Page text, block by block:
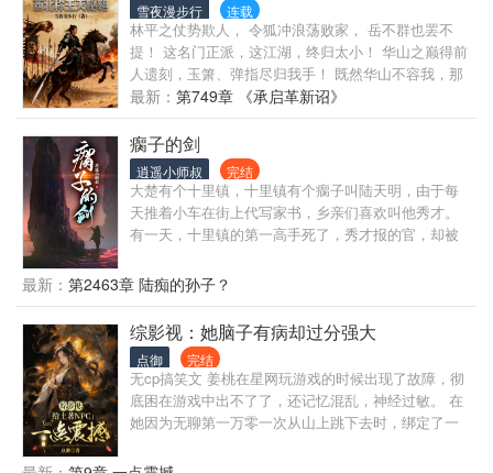
雪夜漫步行 连载
林平之仗势欺人， 令狐冲浪荡败家， 岳不群也罢不
提！ 这名门正派，这江湖，终归太小！ 华山之巅得前
人遗刻，玉箫、弹指尽归我手！ 既然华山不容我，那
我便远走西北，另起炉灶！ 开荒田，练新军，收流
民，灭马贼！拳打蒙古鞑靼，脚踢西域番僧！ 多年
后，当我麾下的铁骑踏破贺兰山缺，旌旗遮天蔽日。
——这是一个关于背叛、崛起与绝对力量的故事。江
湖？那只是我征途的起点。
最新： 第749章 《承启革新诏》
瘸子的剑
逍遥小师叔 完结
大楚有个十里镇，十里镇有个瘸子叫陆天明，由于每
天推着小车在街上代写家书，乡亲们喜欢叫他秀才。
有一天，十里镇的第一高手死了，秀才报的官，却被
出了一个剑神。 没有人知道他是谁，只知道他来无影
去无踪，杀人无形。 有一天代人写信时，有人问秀
才，为什么执笔时手一点都不抖。 秀才回他。 “你看
我执笔，像不像执剑？” 自此，十里镇剑神，成了天下
的剑神。
最新： 第2463章 陆痴的孙子？
综影视：她脑子有病却过分强大
点御 完结
无cp搞笑文 姜桃在星网玩游戏的时候出现了故障，彻
底困在游戏中出不了了，还记忆混乱，神经过敏。 在
她因为无聊第一万零一次从山上跳下去时，绑定了一
NPC，只有30级还想跟我pk，我一个平A就得求你们